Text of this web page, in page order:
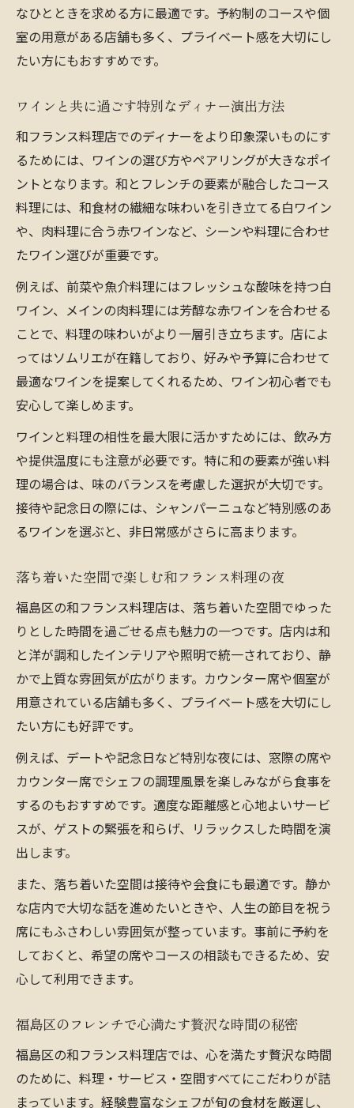
なひとときを求める方に最適です。予約制のコースや個
室の用意がある店舗も多く、プライベート感を大切にし
たい方にもおすすめです。
ワインと共に過ごす特別なディナー演出方法
和フランス料理店でのディナーをより印象深いものにす
るためには、ワインの選び方やペアリングが大きなポイ
ントとなります。和とフレンチの要素が融合したコース
料理には、和食材の繊細な味わいを引き立てる白ワイン
や、肉料理に合う赤ワインなど、シーンや料理に合わせ
たワイン選びが重要です。
例えば、前菜や魚介料理にはフレッシュな酸味を持つ白
ワイン、メインの肉料理には芳醇な赤ワインを合わせる
ことで、料理の味わいがより一層引き立ちます。店によ
ってはソムリエが在籍しており、好みや予算に合わせて
最適なワインを提案してくれるため、ワイン初心者でも
安心して楽しめます。
ワインと料理の相性を最大限に活かすためには、飲み方
や提供温度にも注意が必要です。特に和の要素が強い料
理の場合は、味のバランスを考慮した選択が大切です。
接待や記念日の際には、シャンパーニュなど特別感のあ
るワインを選ぶと、非日常感がさらに高まります。
落ち着いた空間で楽しむ和フランス料理の夜
福島区の和フランス料理店は、落ち着いた空間でゆった
りとした時間を過ごせる点も魅力の一つです。店内は和
と洋が調和したインテリアや照明で統一されており、静
かで上質な雰囲気が広がります。カウンター席や個室が
用意されている店舗も多く、プライベート感を大切にし
たい方にも好評です。
例えば、デートや記念日など特別な夜には、窓際の席や
カウンター席でシェフの調理風景を楽しみながら食事を
するのもおすすめです。適度な距離感と心地よいサービ
スが、ゲストの緊張を和らげ、リラックスした時間を演
出します。
また、落ち着いた空間は接待や会食にも最適です。静か
な店内で大切な話を進めたいときや、人生の節目を祝う
席にもふさわしい雰囲気が整っています。事前に予約を
しておくと、希望の席やコースの相談もできるため、安
心して利用できます。
福島区のフレンチで心満たす贅沢な時間の秘密
福島区の和フランス料理店では、心を満たす贅沢な時間
のために、料理・サービス・空間すべてにこだわりが詰
まっています。経験豊富なシェフが旬の食材を厳選し、